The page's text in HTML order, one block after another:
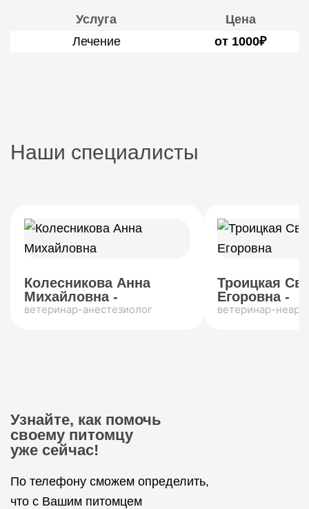
Услуга
Цена
Лечение
от 1000₽
Наши специалисты
Колесникова Анна
Михайловна -
ветеринар-анестезиолог
Троицкая
Егоровна -
ветеринар-
Узнайте, как помочь
своему питомцу
уже сейчас!
По телефону сможем определить,
что с Вашим питомцем